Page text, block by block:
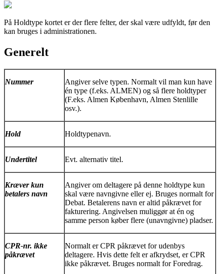
På Holdtype kortet er der flere felter, der skal være udfyldt, før den
kan bruges i administrationen.
Generelt
Nummer
Angiver selve typen. Normalt vil man kun have
én type (f.eks. ALMEN) og så flere holdtyper
(F.eks. Almen København, Almen Stenlille
osv.).
Hold Holdtypenavn.
Undertitel Evt. alternativ titel.
Kræver kun
betalers navn
Angiver om deltagere på denne holdtype kun
skal være navngivne eller ej. Bruges normalt for
Debat. Betalerens navn er altid påkrævet for
fakturering. Angivelsen muliggør at én og
samme person køber flere (unavngivne) pladser.
CPR-nr. ikke
påkrævet
Normalt er CPR påkrævet for udenbys
deltagere. Hvis dette felt er afkrydset, er CPR
ikke påkrævet. Bruges normalt for Foredrag.